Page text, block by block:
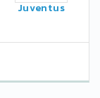
Juventus